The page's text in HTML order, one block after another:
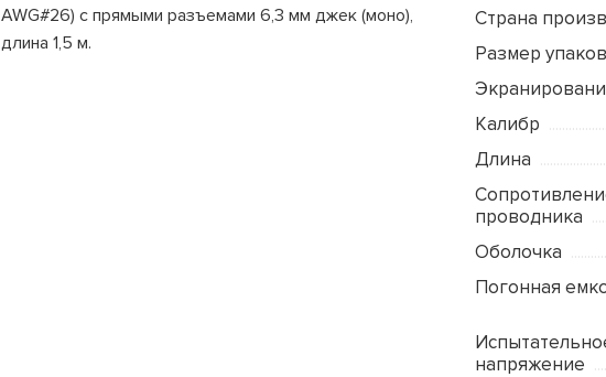
AWG#26) с прямыми разъемами 6,3 мм джек (моно),
длина 1,5 м.
Страна
Размер
Калибр
Длина
проводника
Оболочка
Погонная
напряжение